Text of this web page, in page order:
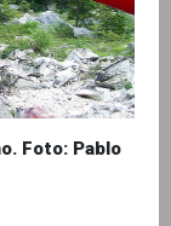
Foto: Pablo